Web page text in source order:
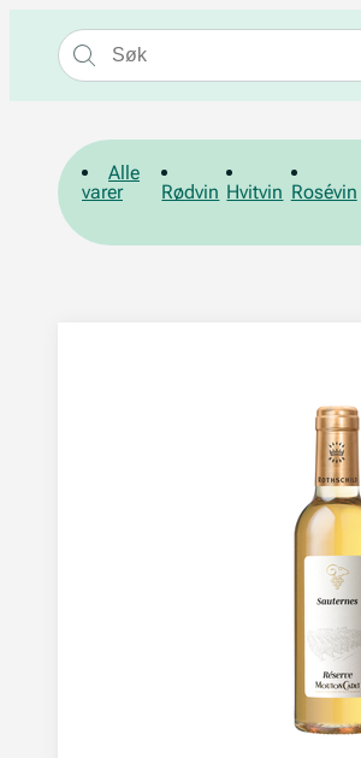
Alle
varer
Rødvin Hvitvin Rosévin